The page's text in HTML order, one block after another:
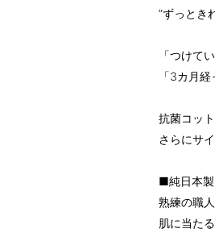
”ずっとき
「つけて
「3カ月
抗菌コッ
さらにサ
■純日本製
熟練の職
肌に当た